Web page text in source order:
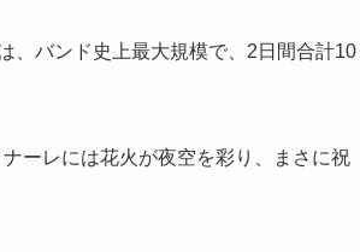
、バンド史上最大規模で、2日間合計10
ーレには花火が夜空を彩り、まさに祝